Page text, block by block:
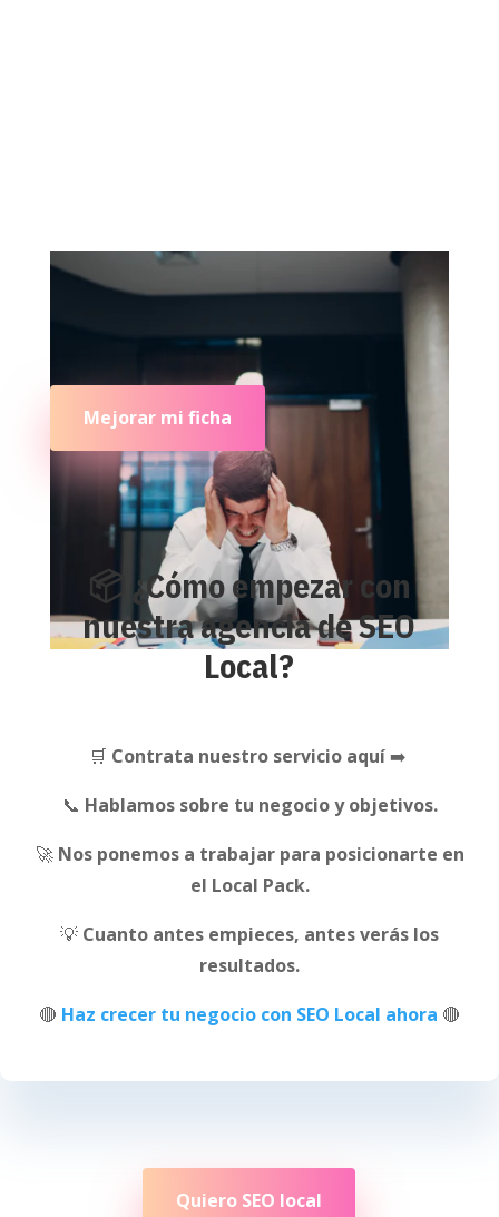
Mejorar mi ficha
📦 ¿Cómo empezar con
nuestra agencia de SEO
Local?
🛒 Contrata nuestro servicio aquí➡️
📞 Hablamos sobre tu negocio y objetivos.
🚀 Nos ponemos a trabajar para posicionarte en
el Local Pack.
💡 Cuanto antes empieces, antes verás los
resultados.
🔴 Haz crecer tu negocio con SEO Local ahora 🔴
Quiero SEO local